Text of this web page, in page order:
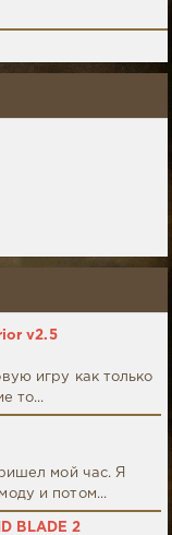
v2.5
игру как только
то...
мой час. Я
и потом...
BLADE 2